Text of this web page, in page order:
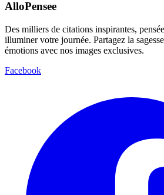
AlloPensee
Des milliers de citations inspirantes,
illuminer votre journée. Partagez la
émotions avec nos images exclusives.
Facebook